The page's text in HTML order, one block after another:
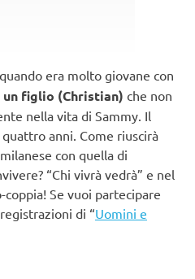
quando era molto giovane con
un figlio (Christian) che non
nella vita di Sammy. Il
anni. Come riuscirà
con quella di
“Chi vivrà vedrà” e nel
Se vuoi partecipare
di “Uomini e